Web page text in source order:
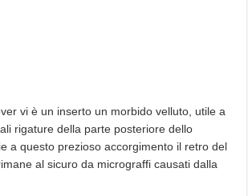
vi è un inserto un morbido velluto, utile a
rigature della parte posteriore dello
a questo prezioso accorgimento il retro del
al sicuro da micrograffi causati dalla